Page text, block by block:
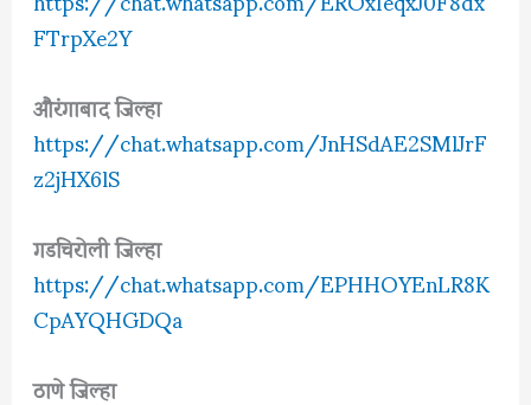
FTrpXe2Y
औरंगाबाद जिल्हा
https://chat.whatsapp.com/JnHSdAE2SMlJrF
z2jHX6lS
गडचिरोली जिल्हा
https://chat.whatsapp.com/EPHHOYEnLR8K
CpAYQHGDQa
ठाणे जिल्हा